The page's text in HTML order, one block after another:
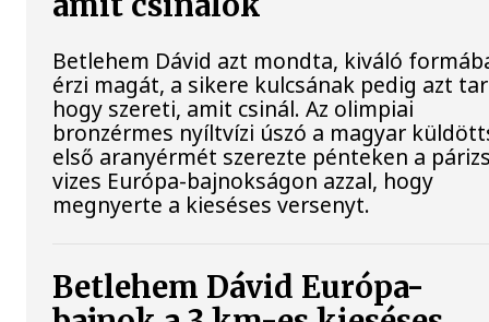
Betlehem Dávid azt mondta, kiváló
érzi magát, a sikere kulcsának pedig azt
hogy szereti, amit csinál. Az olimpiai
bronzérmes nyíltvízi úszó a magyar
első aranyérmét szerezte pénteken a
vizes Európa-bajnokságon azzal, hogy
megnyerte a kieséses versenyt.
Betlehem Dávid Európa-